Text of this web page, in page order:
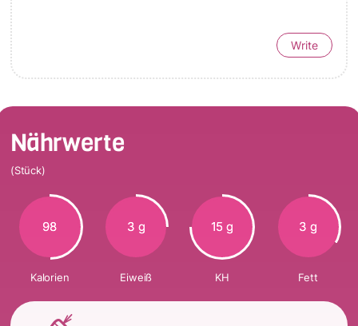
Write
Nährwerte
(Stück)
98
Kalorien
3 g
Eiweiß
15 g
KH
3 g
Fett